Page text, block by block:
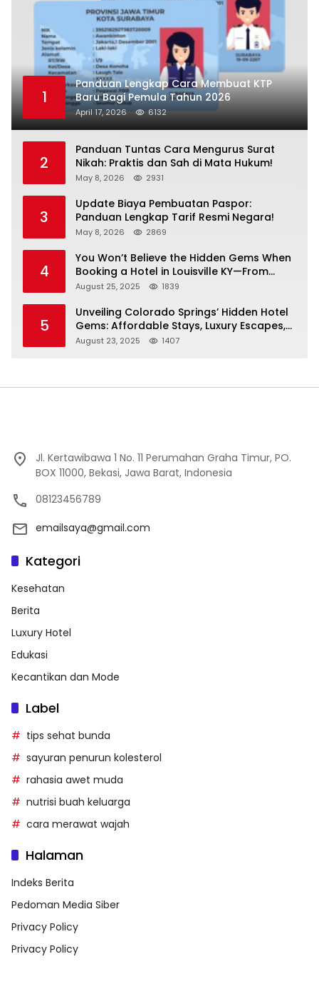
1
Panduan Lengkap Cara Membuat KTP
Baru Bagi Pemula Tahun 2026
April 17, 2026 6132
2
Panduan Tuntas Cara Mengurus Surat
Nikah: Praktis dan Sah di Mata Hukum!
May 8, 2026 2931
3
Update Biaya Pembuatan Paspor:
Panduan Lengkap Tarif Resmi Negara!
May 8, 2026 2869
4
You Won’t Believe the Hidden Gems When
Booking a Hotel in Louisville KY—From
Cheap to Luxe!
August 25, 2025 1839
5
Unveiling Colorado Springs’ Hidden Hotel
Gems: Affordable Stays, Luxury Escapes,
and Everything In Between!
August 23, 2025 1407
Jl. Kertawibawa 1 No. 11 Perumahan Graha Timur, PO.
BOX 11000, Bekasi, Jawa Barat, Indonesia
08123456789
emailsaya@gmail.com
Kategori
Kesehatan
Berita
Luxury Hotel
Edukasi
Kecantikan dan Mode
Label
tips sehat bunda
sayuran penurun kolesterol
rahasia awet muda
nutrisi buah keluarga
cara merawat wajah
Halaman
Indeks Berita
Pedoman Media Siber
Privacy Policy
Privacy Policy